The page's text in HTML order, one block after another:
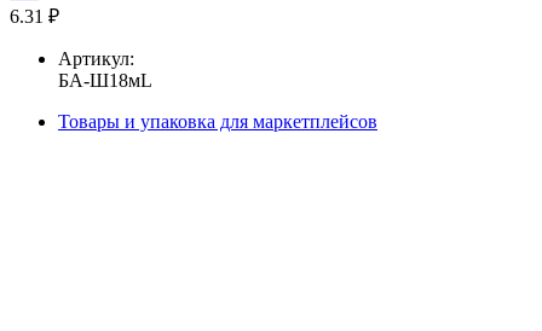
6.31 ₽
Артикул:
БА-Ш18мL
Товары и упаковка для маркетплейсов